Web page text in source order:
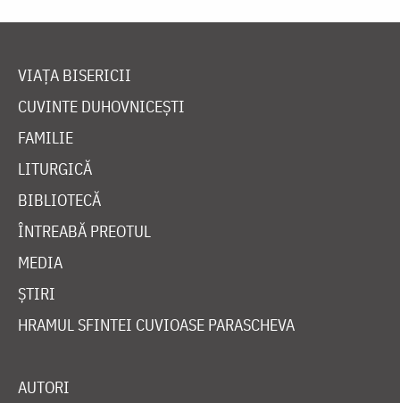
VIAȚA BISERICII
CUVINTE DUHOVNICEȘTI
FAMILIE
LITURGICĂ
BIBLIOTECĂ
ÎNTREABĂ PREOTUL
MEDIA
ȘTIRI
HRAMUL SFINTEI CUVIOASE PARASCHEVA
AUTORI